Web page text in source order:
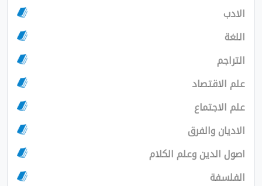
الادب
اللغة
التراجم
علم الاقتصاد
علم الاجتماع
الاديان والفرق
اصول الدين وعلم الكلام
الفلسفة